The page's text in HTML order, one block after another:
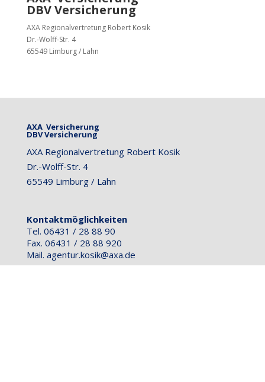
DBV Versicherung
AXA Regionalvertretung Robert Kosik
Dr.-Wolff-Str. 4
65549 Limburg / Lahn
AXA Versicherung
DBV Versicherung
AXA Regionalvertretung Robert Kosik
Dr.-Wolff-Str. 4
65549 Limburg / Lahn
Kontaktmöglichkeiten
Tel. 06431 / 28 88 90
Fax. 06431 / 28 88 920
Mail. agentur.kosik@axa.de